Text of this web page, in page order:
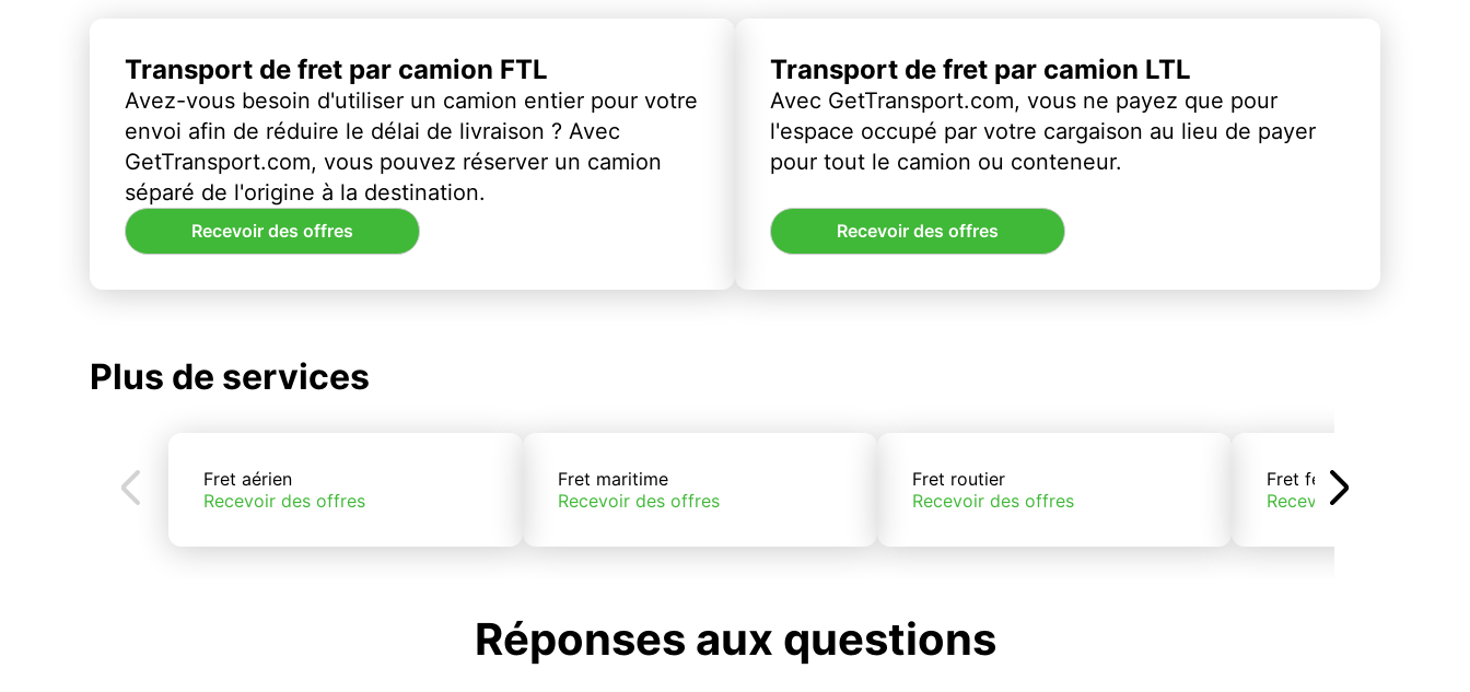
Transport de fret par camion FTL
Avez-vous besoin d'utiliser un camion entier pour votre
envoi afin de réduire le délai de livraison ? Avec
GetTransport.com, vous pouvez réserver un camion
séparé de l'origine à la destination.
Recevoir des offres
Transport de fret par camion LTL
Avec GetTransport.com, vous ne payez que pour
l'espace occupé par votre cargaison au lieu de payer
pour tout le camion ou conteneur.
Recevoir des offres
Plus de services
Fret aérien
Recevoir des offres
Fret maritime
Recevoir des offres
Fret routier
Recevoir des offres
Fret ferroviaire
Recevoir des offres
Réponses aux questions